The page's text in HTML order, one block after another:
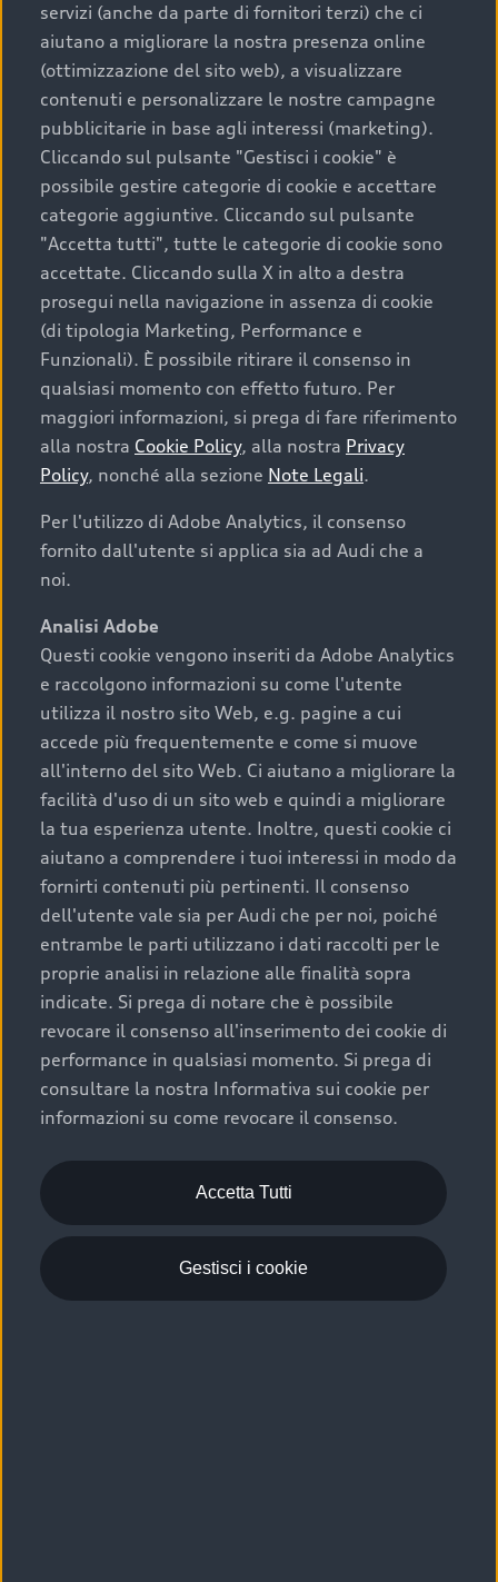
servizi (anche da parte di fornitori terzi) che ci
aiutano a migliorare la nostra presenza online
(ottimizzazione del sito web), a visualizzare
contenuti e personalizzare le nostre campagne
pubblicitarie in base agli interessi (marketing).
Cliccando sul pulsante "Gestisci i cookie" è
possibile gestire categorie di cookie e accettare
categorie aggiuntive. Cliccando sul pulsante
"Accetta tutti", tutte le categorie di cookie sono
accettate. Cliccando sulla X in alto a destra
prosegui nella navigazione in assenza di cookie
(di tipologia Marketing, Performance e
Funzionali). È possibile ritirare il consenso in
qualsiasi momento con effetto futuro. Per
maggiori informazioni, si prega di fare riferimento
alla nostra Cookie Policy, alla nostra Privacy
Policy, nonché alla sezione Note Legali.
Per l'utilizzo di Adobe Analytics, il consenso
fornito dall'utente si applica sia ad Audi che a
noi.
Analisi Adobe
Questi cookie vengono inseriti da Adobe Analytics
e raccolgono informazioni su come l'utente
utilizza il nostro sito Web, e.g. pagine a cui
accede più frequentemente e come si muove
all'interno del sito Web. Ci aiutano a migliorare la
facilità d'uso di un sito web e quindi a migliorare
la tua esperienza utente. Inoltre, questi cookie ci
aiutano a comprendere i tuoi interessi in modo da
fornirti contenuti più pertinenti. Il consenso
dell'utente vale sia per Audi che per noi, poiché
entrambe le parti utilizzano i dati raccolti per le
proprie analisi in relazione alle finalità sopra
indicate. Si prega di notare che è possibile
revocare il consenso all'inserimento dei cookie di
performance in qualsiasi momento. Si prega di
consultare la nostra Informativa sui cookie per
informazioni su come revocare il consenso.
Accetta Tutti
Gestisci i cookie
La qualità di acquistare
un’auto usata Audi
Scegliere un’auto usata è una decisione che coniuga
convenienza, affidabilità e sostenibilità. Per fare un
acquisto sicuro, è essenziale considerare aspetti
determinanti come la garanzia inclusa e l’affidabilità del
marchio. Audi offre l’auto usata perfetta tramite Audi
Prima Scelta :plus
Cosa sapere prima di
acquistare la tua prossima
auto
I requisiti fondamentali da considerare prima di
acquistare un’auto usata, oltre al prezzo e all'aspetto,
chilometraggio: un valore contenuto corrisponde a
uno stato migliore del veicolo e a una maggiore
durata nel tempo;
cronologia dei tagliandi: una documentazione
completa della vettura certifica una manutenzione
costante e accurata;
condizioni della carrozzeria e degli interni: una
buona conservazione evidenzia cura e attenzione del
precedente proprietario;
efficienza meccanica: motore, trasmissione e
componenti principali in ottimo stato garantiscono
prestazioni affidabili e sicure.
Acquistare un’auto usata in una Concessionaria ufficiale
Audi che offre l’usato garantito tramite Audi Prima
Scelta :plus, significa affidarsi ad un prodotto che viene
sottoposto a 110 controlli approfonditi e coperto da
garanzia fino a 4 anni per una maggiore tutela del tuo
acquisto.